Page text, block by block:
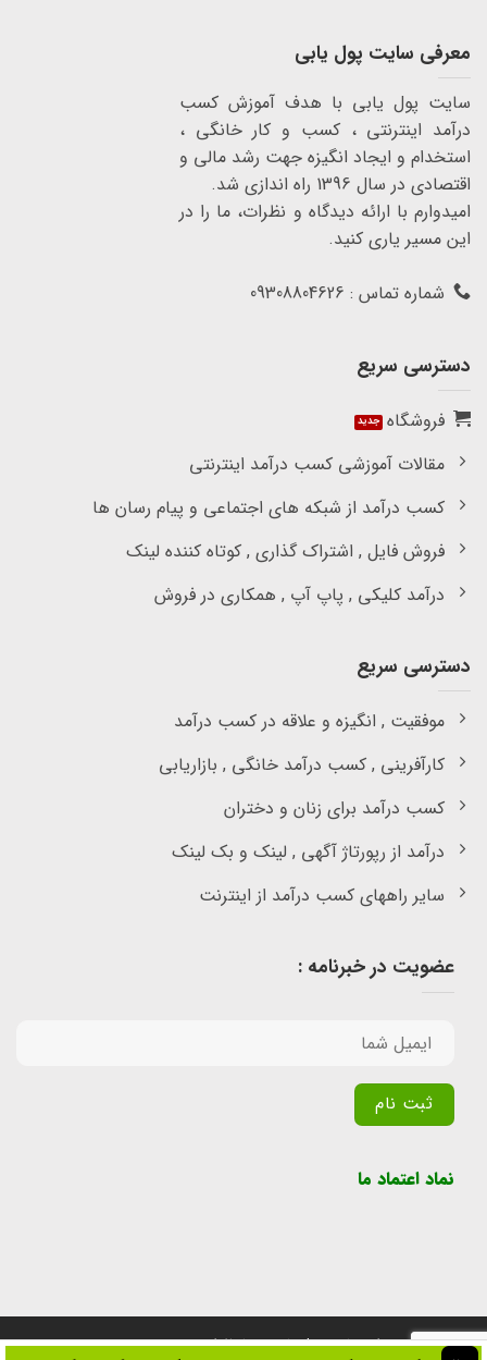
معرفی سایت پول یابی
سایت پول یابی با هدف آموزش کسب
درآمد اینترنتی ، کسب و کار خانگی ،
استخدام و ایجاد انگیزه جهت رشد مالی و
اقتصادی در سال 1396 راه اندازی شد.
امیدوارم با ارائه دیدگاه و نظرات، ما را در
این مسیر یاری کنید.
شماره تماس : 09308804626
دسترسی سریع
فروشگاه
مقالات آموزشی کسب درآمد اینترنتی
کسب درآمد از شبکه های اجتماعی و پیام رسان ها
فروش فایل , اشتراک گذاری , کوتاه کننده لینک
درآمد کلیکی , پاپ آپ , همکاری در فروش
دسترسی سریع
موفقیت , انگیزه و علاقه در کسب درآمد
کارآفرینی , کسب درآمد خانگی , بازاریابی
کسب درآمد برای زنان و دختران
درآمد از رپورتاژ آگهی , لینک و بک لینک
سایر راههای کسب درآمد از اینترنت
عضویت در خبرنامه :
نماد اعتماد ما
تمامی حقوق برای سایت پول یابی محفوظ است.